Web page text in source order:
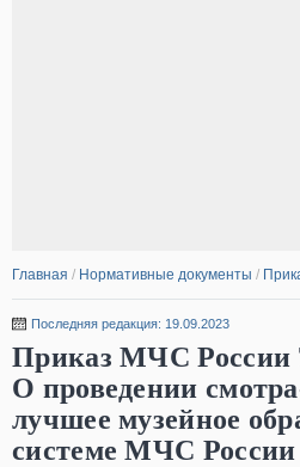
Главная / Нормативные документы /
Последняя редакция: 19.09.2023
Приказ МЧС России
О проведении
лучшее музейное
системе МЧС России